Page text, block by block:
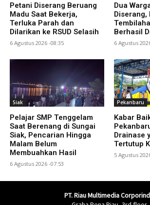
Petani Diserang Beruang
Madu Saat Bekerja,
Terluka Parah dan
Dilarikan ke RSUD Selasih
6 Agustus 2026 -08:35
Dua
Diserang,
Berhasil
6 Agustus
Siak
Pelajar SMP Tenggelam
Saat Berenang di Sungai
Siak, Pencarian Hingga
Malam Belum
Membuahkan Hasil
6 Agustus 2026 -07:53
Pekanbaru
Kabar
Drainase
Tertutup
5 Agustus
PT. Riau Multimedia